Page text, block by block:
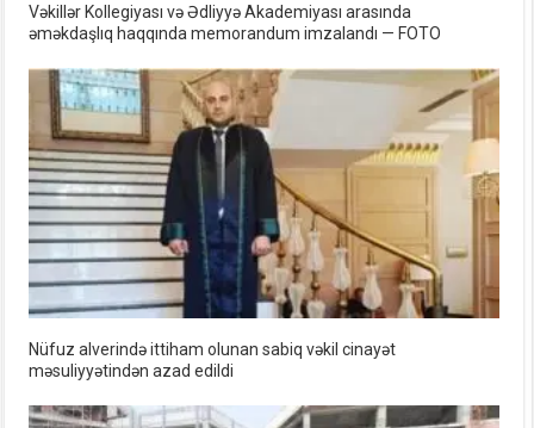
Vəkillər Kollegiyası və Ədliyyə Akademiyası arasında
əməkdaşlıq haqqında memorandum imzalandı — FOTO
Nüfuz alverində ittiham olunan sabiq vəkil cinayət
məsuliyyətindən azad edildi